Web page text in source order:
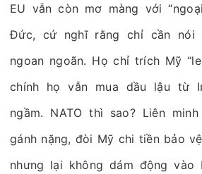
EU vẫn còn mơ màng với
Đức, cứ nghĩ rằng chỉ cần nói
ngoan ngoãn. Họ chỉ trích Mỹ
chính họ vẫn mua dầu lậu từ
ngầm. NATO thì sao? Liên
gánh nặng, đòi Mỹ chi tiền bảo
nhưng lại không dám động vào